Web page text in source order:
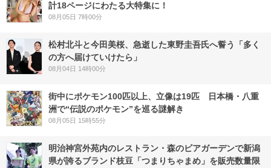
計18ページにわたる大特集に！
08月05日 7時00分
松村北斗と今田美桜、急逝した東野圭吾氏へ誓う「多く
の方へ届けていけたら」
08月04日 14時00分
街中にポケモン100匹以上、立像は19匹 日本橋・八重
洲で“伝説のポケモン”を巡る謎解き
08月05日 15時55分
明治神宮外苑内のレストラン・森のビアガーデンで新潟
県が誇るブランド枝豆「つまりちゃまめ」を販売数量限